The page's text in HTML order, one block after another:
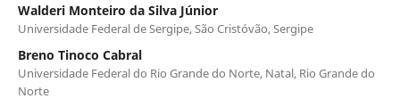
Walderi Monteiro da Silva Júnior
Universidade Federal de Sergipe, São Cristóvão, Sergipe
Breno Tinoco Cabral
Universidade Federal do Rio Grande do Norte, Natal, Rio Grande do
Norte